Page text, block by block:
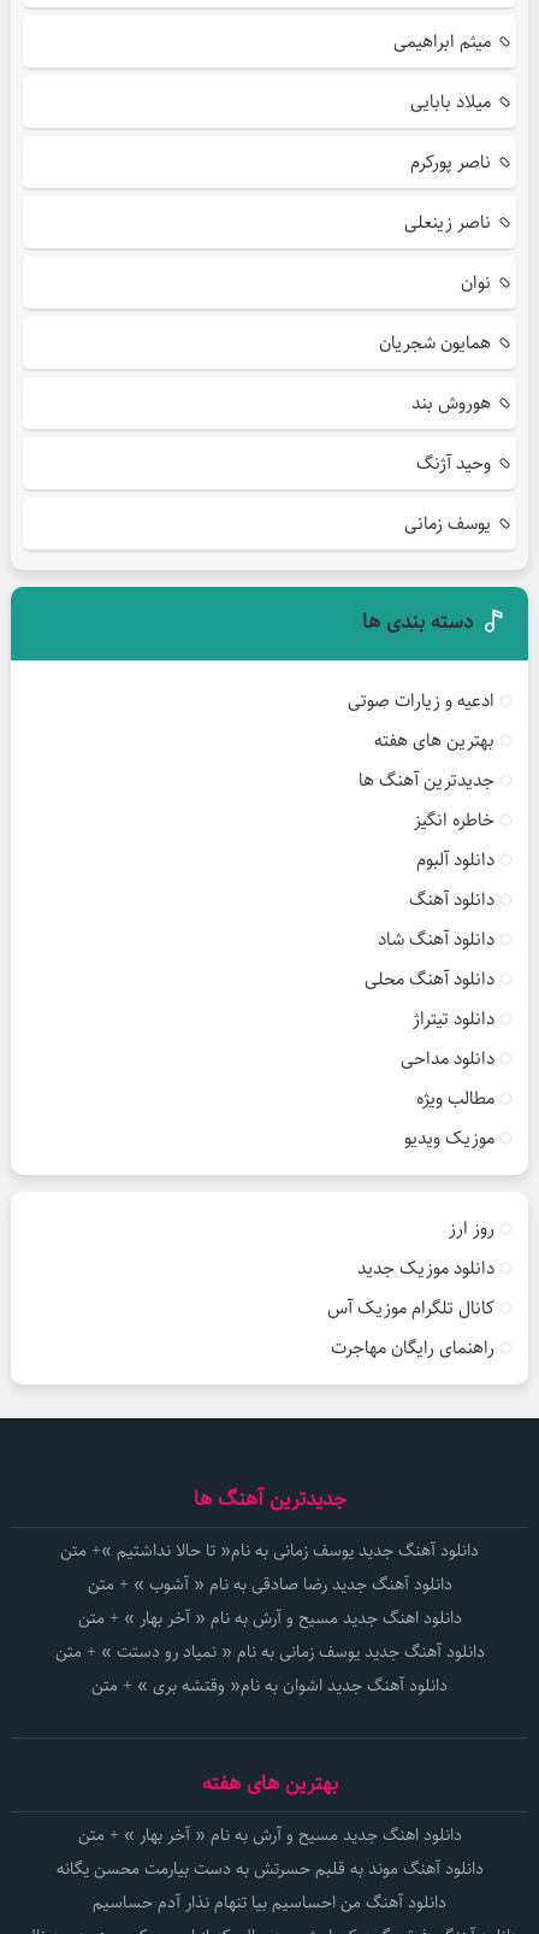
میثم ابراهیمی
میلاد بابایی
ناصر پورکرم
ناصر زینعلی
نوان
همایون شجریان
هوروش بند
وحید آژنگ
یوسف زمانی
دسته بندی ها
ادعیه و زیارات صوتی
بهترین های هفته
جدیدترین آهنگ ها
خاطره انگیز
دانلود آلبوم
دانلود آهنگ
دانلود آهنگ شاد
دانلود آهنگ محلی
دانلود تیتراژ
دانلود مداحی
مطالب ویژه
موزیک ویدیو
روز ارز
دانلود موزیک جدید
کانال تلگرام موزیک آس
راهنمای رایگان مهاجرت
جدیدترین آهنگ ها
دانلود آهنگ جدید یوسف زمانی به نام« تا حالا نداشتیم »+ متن
دانلود آهنگ جدید رضا صادقی به نام « آشوب » + متن
دانلود اهنگ جدید مسیح و آرش به نام « آخر بهار » + متن
دانلود آهنگ جدید یوسف زمانی به نام « نمیاد رو دستت » + متن
دانلود آهنگ جدید اشوان به نام« وقتشه بری » + متن
بهترین های هفته
دانلود اهنگ جدید مسیح و آرش به نام « آخر بهار » + متن
دانلود آهنگ موند به قلبم حسرتش به دست بیارمت محسن یگانه
دانلود آهنگ من احساسیم بیا تنهام نذار آدم حساسیم